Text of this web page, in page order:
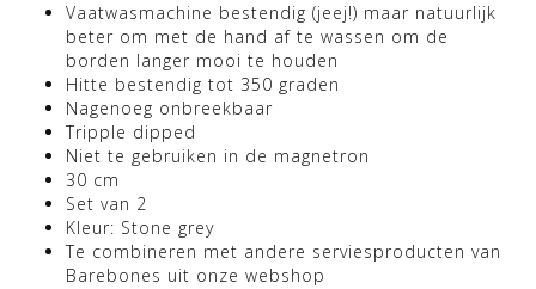
Vaatwasmachine bestendig (jeej!) maar natuurlijk
beter om met de hand af te wassen om de
borden langer mooi te houden
Hitte bestendig tot 350 graden
Nagenoeg onbreekbaar
Tripple dipped
Niet te gebruiken in de magnetron
30 cm
Set van 2
Kleur: Stone grey
Te combineren met andere serviesproducten van
Barebones uit onze webshop